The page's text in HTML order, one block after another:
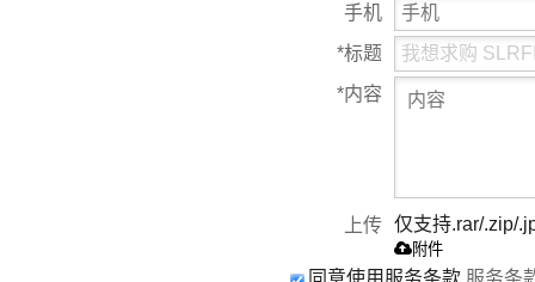
手机
*标题
*内容
上传 仅支持.rar/.zip/
附件
同意使用服务条款,服务条